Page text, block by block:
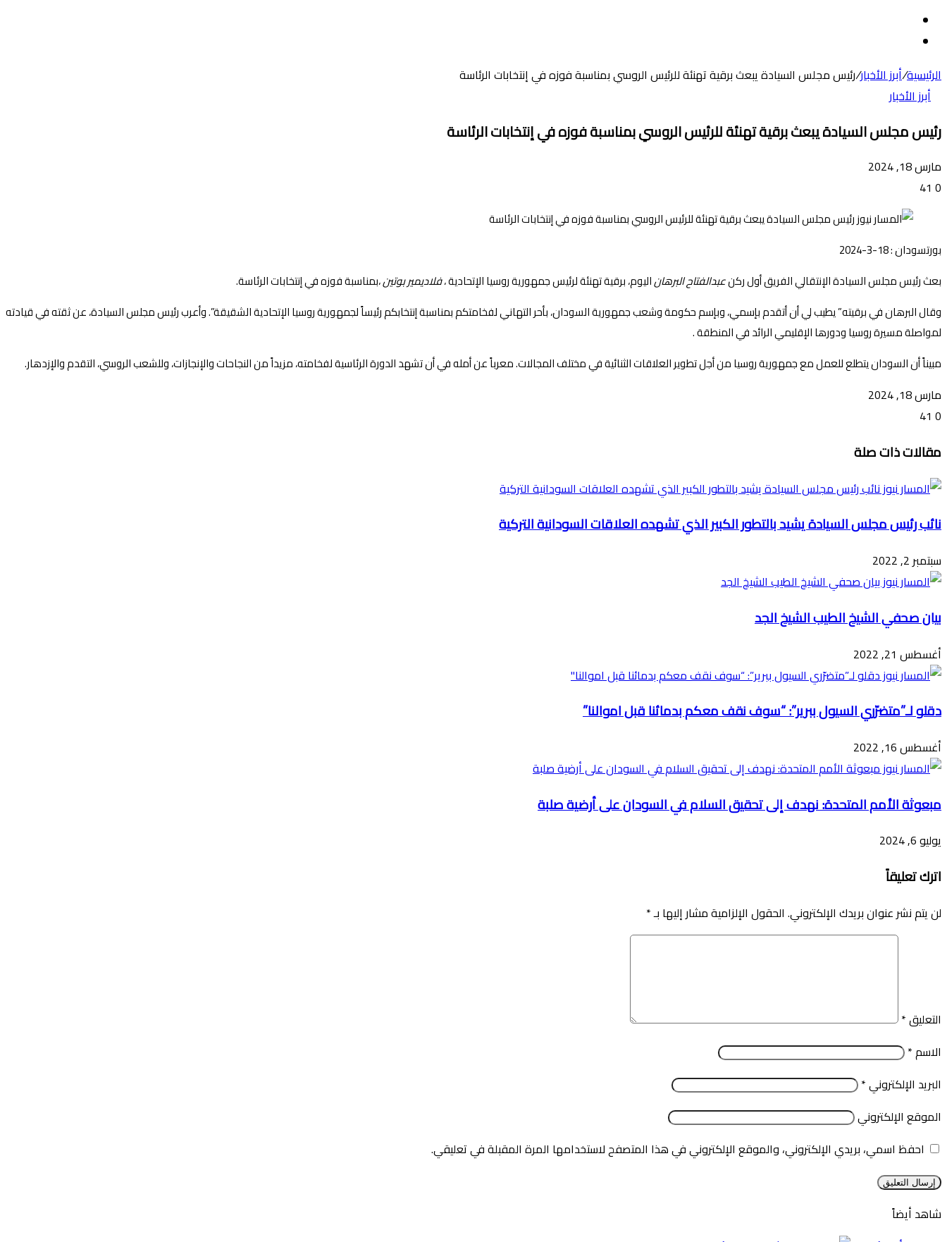
المظلم
الرئيسية/أبرز الأخبار/رئيس مجلس السيادة يبعث برقية تهنئة للرئيس الروسي بمناسبة فوزه في إنتخابات الرئاسة
أبرز الأخبار
رئيس مجلس السيادة يبعث برقية تهنئة للرئيس الروسي بمناسبة فوزه في إنتخابات الرئاسة
مارس 18, 2024
0
بورتسودان : 18-3-2024
بعث رئيس مجلس السيادة الإنتقالي الفريق أول ركنعبدالفتاح البرهاناليوم، برقية تهنئة لرئيس جمهورية روسيا الإتحادية ،فلاديمير بوتين،بمناسبة فوزه في إنتخابات الرئاسة.
وقال البرهان في برقيته” يطيب لي أن أتقدم بإسمي، وبإسم حكومة وشعب جمهورية السودان، بأحر التهاني لفخامتكم بمناسبة إنتخابكم رئيساً لجمهورية روسيا الإتحادية الشقيقة”. وأعرب رئيس مجلس السيادة، عن ثقته في قيادته
لمواصلة مسيرة روسيا ودورها الإقليمي الرائد في المنطقة .
مبيناً أن السودان يتطلع للعمل مع جمهورية روسيا من أجل تطوير العلاقات الثنائية في مختلف المجالات. معرباً عن أمله في أن تشهد الدورة الرئاسية لفخامته، مزيداً من النجاحات والإنجازات، وللشعب الروسي، التقدم والإزدهار.
مارس 18, 2024
0
عبر
البريد
مقالات ذات صلة
نائب رئيس مجلس السيادة يشيد بالتطور الكبير الذي تشهده العلاقات السودانية التركية
سبتمبر 2, 2022
بيان صحفي الشيخ الطيب الشيخ الجد
أغسطس 21, 2022
دقلو لـ”متضرّري السيول ببرير”: “سوف نقف معكم بدمائنا قبل اموالنا”
أغسطس 16, 2022
مبعوثة الأمم المتحدة: نهدف إلى تحقيق السلام في السودان على أرضية صلبة
يوليو 6, 2024
اترك تعليقاً
لن يتم نشر عنوان بريدك الإلكتروني. الحقول الإلزامية مشار إليها بـ*
التعليق*
الاسم*
البريد الإلكتروني*
الموقع الإلكتروني
احفظ اسمي، بريدي الإلكتروني، والموقع الإلكتروني في هذا المتصفح لاستخدامها المرة المقبلة في تعليقي.
شاهد أيضاً